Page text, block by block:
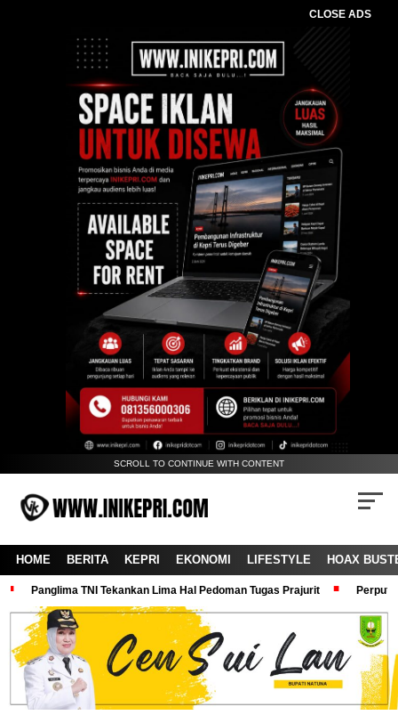
CLOSE ADS
SCROLL TO CONTINUE WITH CONTENT
HOME BERITA KEPRI EKONOMI LIFESTYLE HOAX
Panglima TNI Tekankan Lima Hal Pedoman Tugas Prajurit